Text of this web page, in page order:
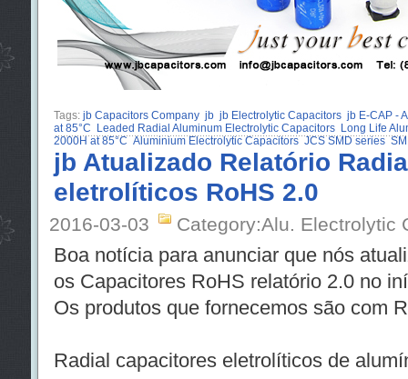
Tags: jb Capacitors Company jb jb Electrolytic Capacitors jb E-CAP -
at 85°C
Leaded Radial Aluminum Electrolytic Capacitors
Long Life
2000H at 85°C Aluminium Electrolytic Capacitors JCS SMD series
jb Atualizado Relatório
eletrolíticos RoHS 2.0
2016-03-03 Category:Alu. Electrolytic
Boa notícia para anunciar que nós
os Capacitores RoHS relatório 2.0 no
Os produtos que fornecemos são com
Radial capacitores eletrolíticos de